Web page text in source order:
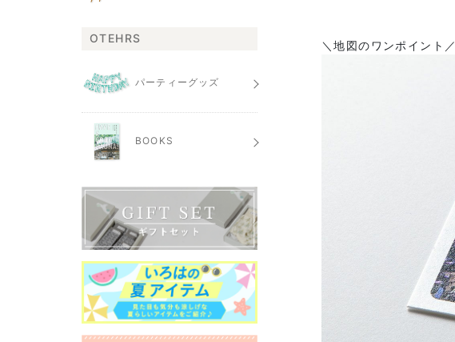
＼地図のワンポイント／
OTEHRS
パーティーグッズ
BOOKS